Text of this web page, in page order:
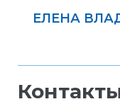
ЕЛЕНА